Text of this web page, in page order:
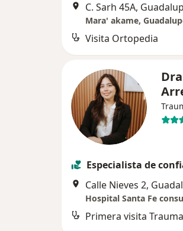
C. Sarh 45A,
Mara' akame,
Visita Ortopedia
Especialista de
Calle Nieves 2,
Hospital Santa Fe
Primera visita